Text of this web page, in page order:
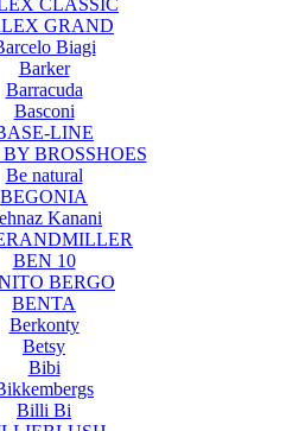
GRAND
Biagi
Barker
Barracuda
Basconi
LINE
BROSSHOES
Be natural
BEGONIA
Kanani
BEN 10
BERGO
BENTA
Berkonty
Betsy
Bibi
Billi Bi